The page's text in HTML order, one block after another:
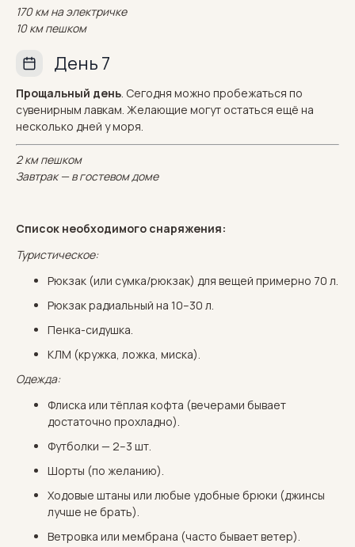
170 км на электричке
10 км пешком
День 7
Прощальный день. Сегодня можно пробежаться по
сувенирным лавкам. Желающие могут остаться ещё на
несколько дней у моря.
2 км пешком
Завтрак — в гостевом доме
Список необходимого снаряжения:
Туристическое:
Рюкзак (или сумка/рюкзак) для вещей примерно 70 л.
Рюкзак радиальный на 10–30 л.
Пенка-сидушка.
КЛМ (кружка, ложка, миска).
Одежда:
Флиска или тёплая кофта (вечерами бывает
достаточно прохладно).
Футболки — 2–3 шт.
Шорты (по желанию).
Ходовые штаны или любые удобные брюки (джинсы
лучше не брать).
Ветровка или мембрана (часто бывает ветер).